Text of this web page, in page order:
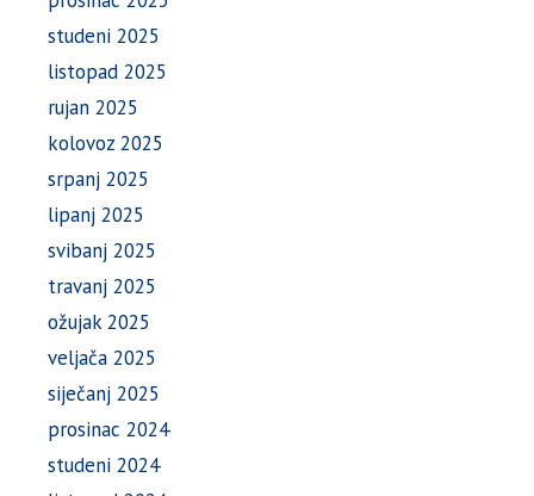
studeni 2025
listopad 2025
rujan 2025
kolovoz 2025
srpanj 2025
lipanj 2025
svibanj 2025
travanj 2025
ožujak 2025
veljača 2025
siječanj 2025
prosinac 2024
studeni 2024